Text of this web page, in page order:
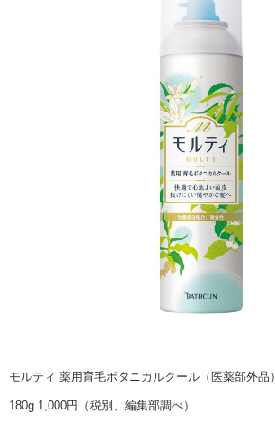
モルティ 薬用育毛ボタニカルクール（医薬部外品）
180g 1,000円（税別、編集部調べ）